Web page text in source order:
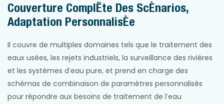
Couverture Complète Des Scénarios,
Adaptation Personnalisée
Il couvre de multiples domaines tels que le traitement des
eaux usées, les rejets industriels, la surveillance des rivières
et les systèmes d'eau pure, et prend en charge des
schémas de combinaison de paramètres personnalisés
pour répondre aux besoins de traitement de l'eau